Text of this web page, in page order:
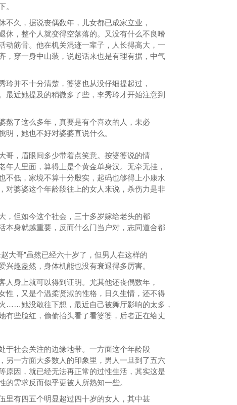
。
不久，据说丧偶数年，儿女都已成家立业，
休，整个人就变得空落落的。又没有什么不良嗜
动筋骨。他在机关混迹一辈子，人长得高大，一
，穿一身中山装，说起话来也是有理有据，中气
玲并不十分清楚，婆婆也从没仔细提起过，
最近她提及的稍微多了些，李秀玲才开始注意到
熬了这么多年，真要是有个喜欢的人，未必
明，她也不好对婆婆直说什么。
哥，眉眼间多少带着点笑意。按婆婆说的情
年人里面，算得上是个黄金单身汉。无牵无挂，
不低，家境不算十分殷实，起码也够得上小康水
对婆婆这个年龄段往上的女人来说，杀伤力是非
，但如今这个社会，三十多岁嫁给老头的都
本身就越重要，反而什么门当户对，志同道合都
大哥”虽然已经六十岁了，但男人在这样的
兴趣盎然，身体机能也没有衰退得多厉害。
人身上就可以得到证明。尤其他还丧偶数年，
性，又是个温柔贤淑的性格，日久生情，还不得
……她没敢往下想，最近自己被舞厅影响的太多，
有些脸红，偷偷抬头看了看婆婆，后者正在给丈
于社会关注的边缘地带。一方面这个年龄段
另一方面大多数人的印象里，男人一旦到了五六
原因，就已经无法再正常的过性生活，其实这是
的需求反而似乎更被人所熟知一些。
里有四五个明显超过四十岁的女人，其中甚